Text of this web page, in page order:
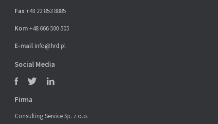
Fax+48 22 853 8885
Kom+48 666 500 505
E-mail info@hrd.pl
Social Media
Firma
Consulting Service Sp. z o.o.